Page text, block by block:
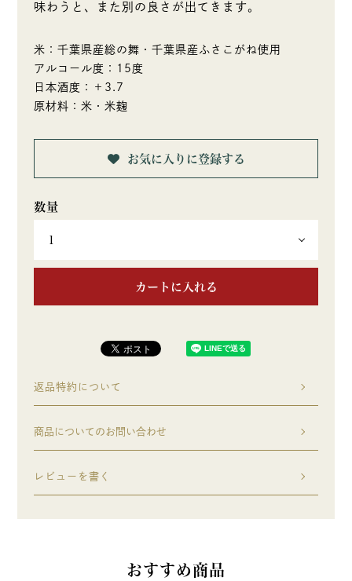
味わうと、また別の良さが出てきます。
米：千葉県産総の舞・千葉県産ふさこがね使用
アルコール度：15度
日本酒度：＋3.7
原材料：米・米麹
お気に入りに登録する
カートに入れる
返品特約について
商品についてのお問い合わせ
レビューを書く
おすすめ商品